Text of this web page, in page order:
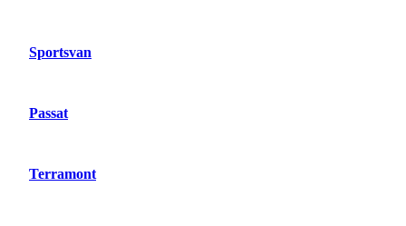
Sportsvan
Passat
Terramont